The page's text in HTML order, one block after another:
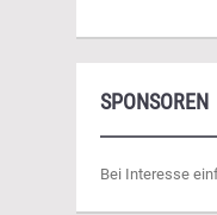
SPONSOREN
Bei Interesse